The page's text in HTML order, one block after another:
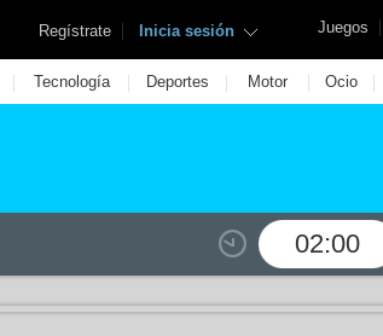
Juegos |
Regístrate | Inicia sesión
| Tecnología | Deportes | Motor | Ocio |
02:00